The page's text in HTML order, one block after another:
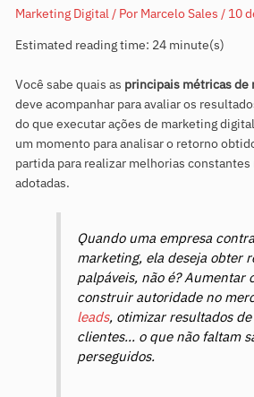
Marketing Digital/ Por Marcelo Sales/ 10
Estimated reading time: 24 minute(s)
Você sabe quais as principais métricas de
deve acompanhar para avaliar os
do que executar ações de marketing
um momento para analisar o retorno
partida para realizar melhorias constantes
adotadas.
Quando uma empresa
marketing, ela deseja obter
palpáveis, não é? Aumentar
construir autoridade no
leads, otimizar resultados
clientes… o que não faltam
perseguidos.